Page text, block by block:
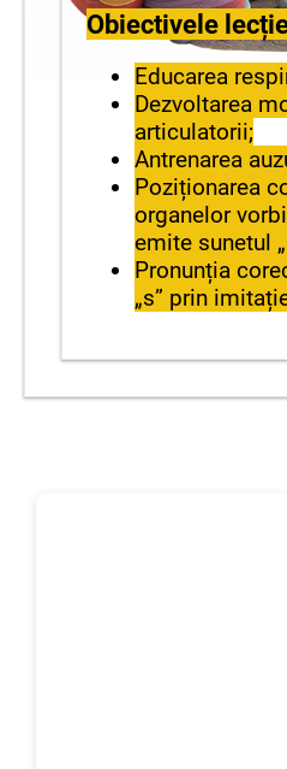
Obiectivele
Educarea
Dezvoltarea
articulatorii;
Antrenarea
Poziționarea
organelor
emite sunetul
Pronunția
„s” prin